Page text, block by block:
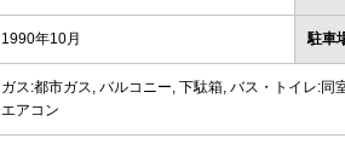
1990年10月 駐車
ガス:都市ガス, バルコニー, 下駄箱, バス・トイレ:
エアコン